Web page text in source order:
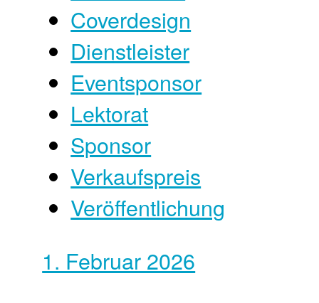
Coverdesign
Dienstleister
Eventsponsor
Lektorat
Sponsor
Verkaufspreis
Veröffentlichung
1. Februar 2026